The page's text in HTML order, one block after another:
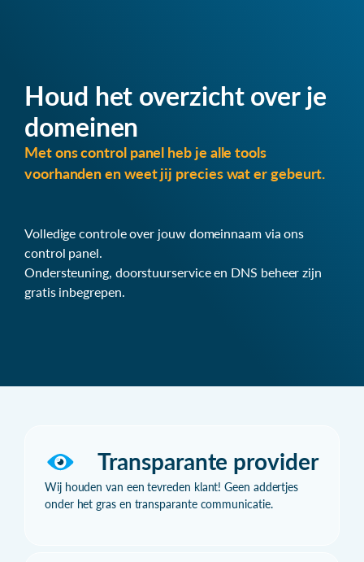
Houd het overzicht over je
domeinen
Met ons control panel heb je alle tools
voorhanden en weet jij precies wat er gebeurt.
Volledige controle over jouw domeinnaam via ons
control panel.
Ondersteuning, doorstuurservice en DNS beheer zijn
gratis inbegrepen.
Transparante provider
Wij houden van een tevreden klant! Geen addertjes
onder het gras en transparante communicatie.